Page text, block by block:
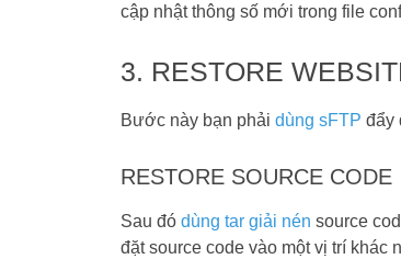
cập nhật thông số mới trong file
3. RESTORE
Bước này bạn phải dùng sFTP đẩy
RESTORE SOURCE CODE
Sau đó dùng tar giải nén source
đặt source code vào một vị trí khác